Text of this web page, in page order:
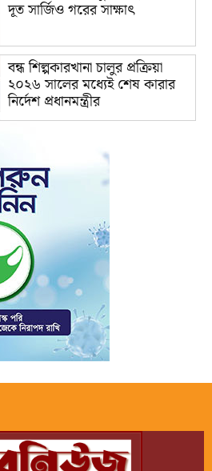
দূত সার্জিও গরের সাক্ষাৎ
বন্ধ শিল্পকারখানা চালুর প্রক্রিয়া
২০২৬ সালের মধ্যেই শেষ কারার
নির্দেশ প্রধানমন্ত্রীর